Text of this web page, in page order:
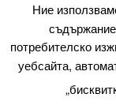
Ние
потребителско
уебсайта,